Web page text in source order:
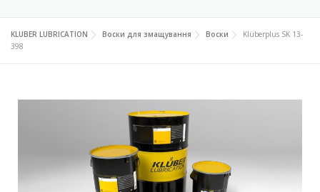
ЗАСТОСОВУННЯ НОВИНИ КОНТАКТИ
KLUBER LUBRICATION Воски для змащування Воски
Klüberplus SK 13-
398